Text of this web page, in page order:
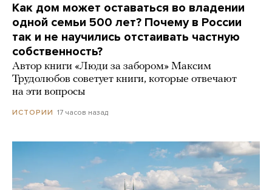
Как дом может оставаться во владении
одной семьи 500 лет? Почему в России
так и не научились отстаивать частную
собственность?
Автор книги «Люди за забором» Максим
Трудолюбов советует книги, которые отвечают
на эти вопросы
ИСТОРИИ 17 часов назад